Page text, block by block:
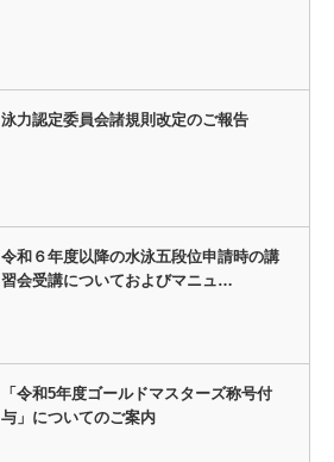
泳力認定委員会諸規則改定のご報告
令和６年度以降の水泳五段位申請時の講
習会受講についておよびマニュ…
「令和5年度ゴールドマスターズ称号付
与」についてのご案内